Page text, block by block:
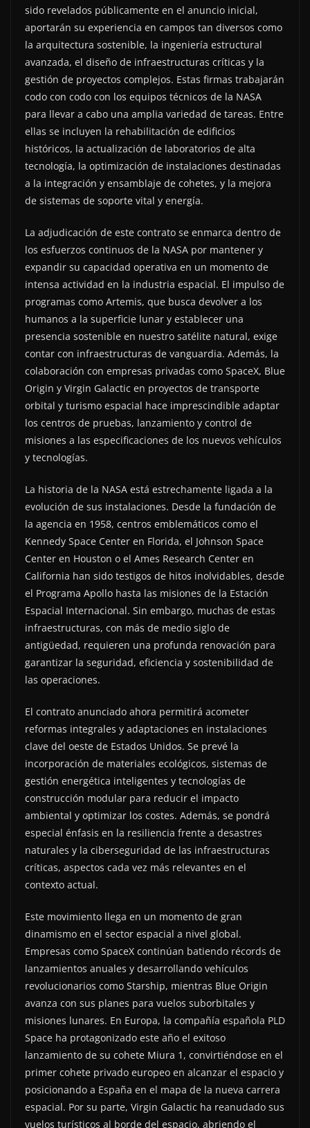
sido revelados públicamente en el anuncio inicial,
aportarán su experiencia en campos tan diversos como
la arquitectura sostenible, la ingeniería estructural
avanzada, el diseño de infraestructuras críticas y la
gestión de proyectos complejos. Estas firmas trabajarán
codo con codo con los equipos técnicos de la NASA
para llevar a cabo una amplia variedad de tareas. Entre
ellas se incluyen la rehabilitación de edificios
históricos, la actualización de laboratorios de alta
tecnología, la optimización de instalaciones destinadas
a la integración y ensamblaje de cohetes, y la mejora
de sistemas de soporte vital y energía.
La adjudicación de este contrato se enmarca dentro de
los esfuerzos continuos de la NASA por mantener y
expandir su capacidad operativa en un momento de
intensa actividad en la industria espacial. El impulso de
programas como Artemis, que busca devolver a los
humanos a la superficie lunar y establecer una
presencia sostenible en nuestro satélite natural, exige
contar con infraestructuras de vanguardia. Además, la
colaboración con empresas privadas como SpaceX, Blue
Origin y Virgin Galactic en proyectos de transporte
orbital y turismo espacial hace imprescindible adaptar
los centros de pruebas, lanzamiento y control de
misiones a las especificaciones de los nuevos vehículos
y tecnologías.
La historia de la NASA está estrechamente ligada a la
evolución de sus instalaciones. Desde la fundación de
la agencia en 1958, centros emblemáticos como el
Kennedy Space Center en Florida, el Johnson Space
Center en Houston o el Ames Research Center en
California han sido testigos de hitos inolvidables, desde
el Programa Apollo hasta las misiones de la Estación
Espacial Internacional. Sin embargo, muchas de estas
infraestructuras, con más de medio siglo de
antigüedad, requieren una profunda renovación para
garantizar la seguridad, eficiencia y sostenibilidad de
las operaciones.
El contrato anunciado ahora permitirá acometer
reformas integrales y adaptaciones en instalaciones
clave del oeste de Estados Unidos. Se prevé la
incorporación de materiales ecológicos, sistemas de
gestión energética inteligentes y tecnologías de
construcción modular para reducir el impacto
ambiental y optimizar los costes. Además, se pondrá
especial énfasis en la resiliencia frente a desastres
naturales y la ciberseguridad de las infraestructuras
críticas, aspectos cada vez más relevantes en el
contexto actual.
Este movimiento llega en un momento de gran
dinamismo en el sector espacial a nivel global.
Empresas como SpaceX continúan batiendo récords de
lanzamientos anuales y desarrollando vehículos
revolucionarios como Starship, mientras Blue Origin
avanza con sus planes para vuelos suborbitales y
misiones lunares. En Europa, la compañía española PLD
Space ha protagonizado este año el exitoso
lanzamiento de su cohete Miura 1, convirtiéndose en el
primer cohete privado europeo en alcanzar el espacio y
posicionando a España en el mapa de la nueva carrera
espacial. Por su parte, Virgin Galactic ha reanudado sus
vuelos turísticos al borde del espacio, abriendo el